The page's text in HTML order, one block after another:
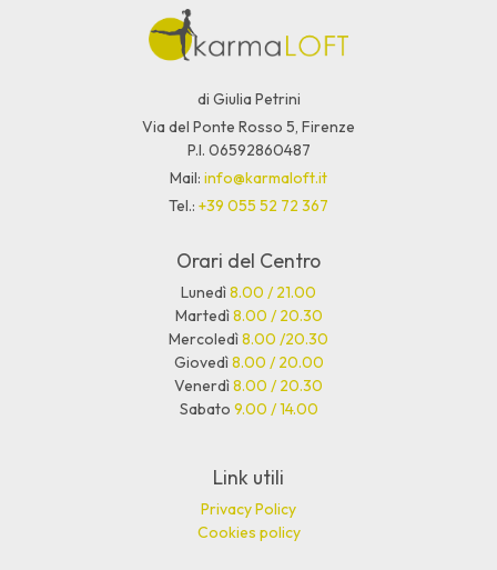
di Giulia Petrini
Via del Ponte Rosso 5, Firenze
P.I. 06592860487
Mail: info@karmaloft.it
Tel.: +39 055 52 72 367
Orari del Centro
Lunedì8.00 / 21.00
Martedì8.00 / 20.30
Mercoledì8.00 /20.30
Giovedì8.00 / 20.00
Venerdì8.00 / 20.30
Sabato 9.00 / 14.00
Link utili
Privacy Policy
Cookies policy